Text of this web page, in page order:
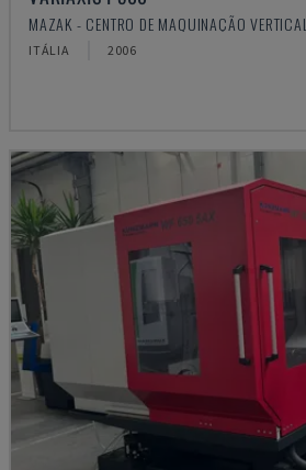
MAZAK - CENTRO DE MAQUINAÇÃO VERTICAL
ITÁLIA 2006